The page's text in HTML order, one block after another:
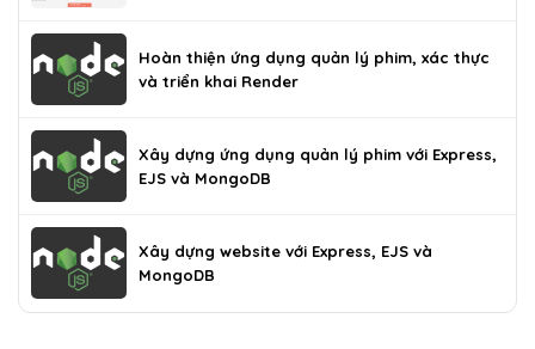
Hoàn thiện ứng dụng quản lý phim, xác thực
và triển khai Render
Xây dựng ứng dụng quản lý phim với Express,
EJS và MongoDB
Xây dựng website với Express, EJS và
MongoDB